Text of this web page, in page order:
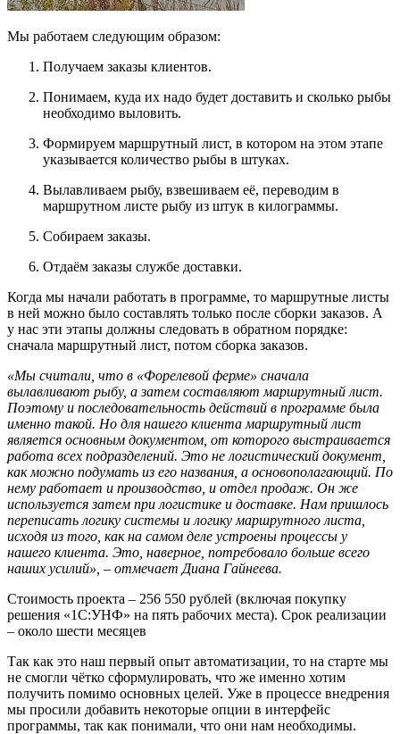
Мы работаем следующим образом:
Получаем заказы клиентов.
Понимаем, куда их надо будет доставить и сколько рыбы
необходимо выловить.
Формируем маршрутный лист, в котором на этом этапе
указывается количество рыбы в штуках.
Вылавливаем рыбу, взвешиваем её, переводим в
маршрутном листе рыбу из штук в килограммы.
Собираем заказы.
Отдаём заказы службе доставки.
Когда мы начали работать в программе, то маршрутные листы
в ней можно было составлять только после сборки заказов. А
у нас эти этапы должны следовать в обратном порядке:
сначала маршрутный лист, потом сборка заказов.
«Мы считали, что в «Форелевой ферме» сначала
вылавливают рыбу, а затем составляют маршрутный лист.
Поэтому и последовательность действий в программе была
именно такой. Но для нашего клиента маршрутный лист
является основным документом, от которого выстраивается
работа всех подразделений. Это не логистический документ,
как можно подумать из его названия, а основополагающий. По
нему работает и производство, и отдел продаж. Он же
используется затем при логистике и доставке. Нам пришлось
переписать логику системы и логику маршрутного листа,
исходя из того, как на самом деле устроены процессы у
нашего клиента. Это, наверное, потребовало больше всего
наших усилий», – отмечает Диана Гайнеева.
Стоимость проекта – 256 550 рублей (включая покупку
решения «1С:УНФ» на пять рабочих места). Срок реализации
– около шести месяцев
Так как это наш первый опыт автоматизации, то на старте мы
не смогли чётко сформулировать, что же именно хотим
получить помимо основных целей. Уже в процессе внедрения
мы просили добавить некоторые опции в интерфейс
программы, так как понимали, что они нам необходимы.